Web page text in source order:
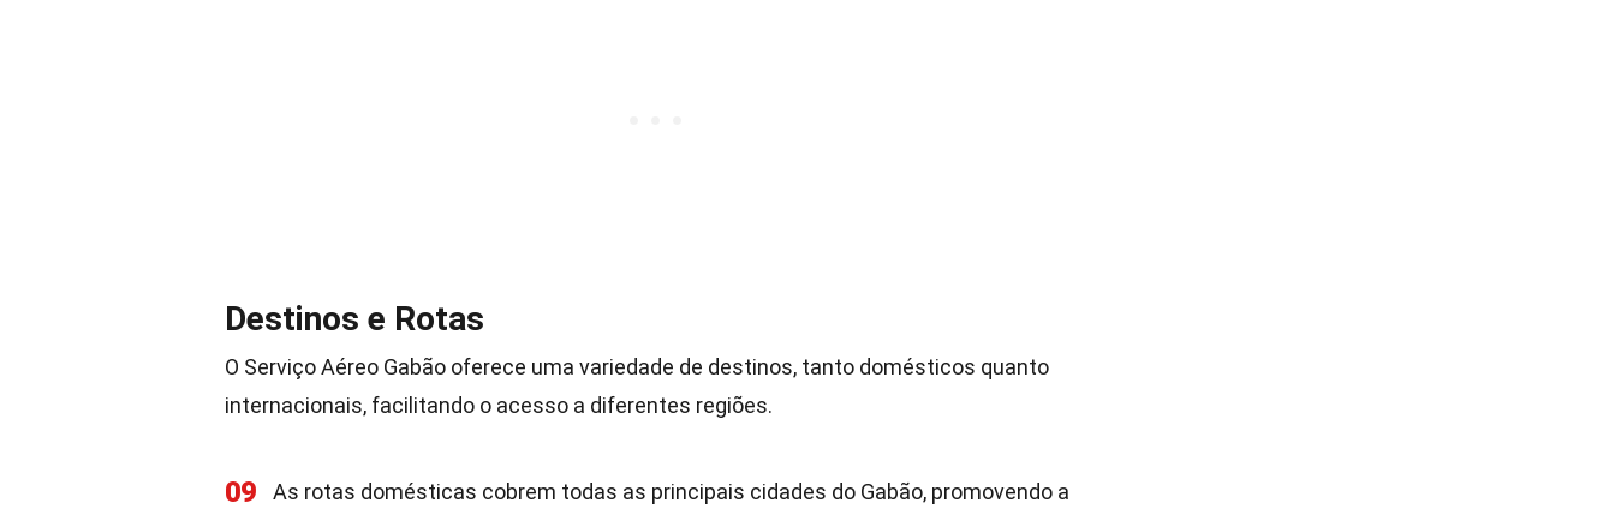
Destinos e Rotas
O Serviço Aéreo Gabão oferece uma variedade de destinos, tanto domésticos quanto
internacionais, facilitando o acesso a diferentes regiões.
09
As rotas domésticas cobrem todas as principais cidades do Gabão, promovendo a